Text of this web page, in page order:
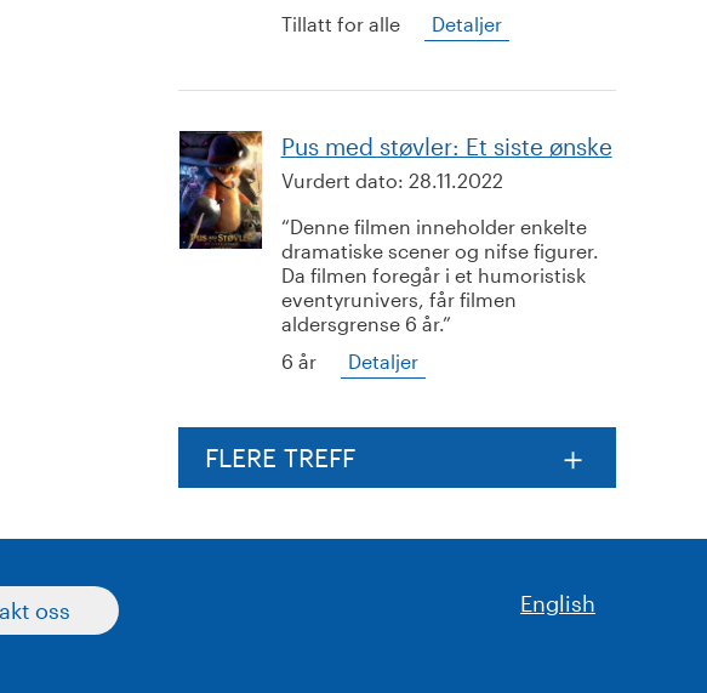
Tillatt for alle
Detaljer
Pus med støvler: Et siste ønske
Vurdert dato: 28.11.2022
Denne filmen inneholder enkelte
dramatiske scener og nifse figurer.
Da filmen foregår i et humoristisk
eventyrunivers, får filmen
aldersgrense 6 år.
6 år
Detaljer
FLERE TREFF
oss English